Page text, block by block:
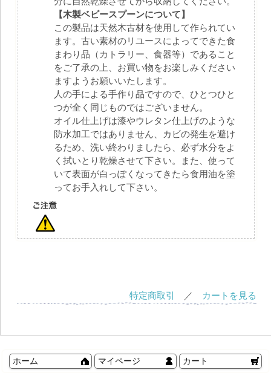
【木製ベビースプーンについて】
この製品は天然木古材を使用して作られてい
ます。古い素材のリユースによってできた食
まわり品（カトラリー、食器等）であること
をご了承の上、お買い物をお楽しみください
ますようお願いいたします。
人の手による手作り品ですので、ひとつひと
つが全く同じものではございません。
オイル仕上げは漆やウレタン仕上げのような
防水加工ではありません、カビの発生を避け
るため、洗い終わりましたら、必ず水分をよ
く拭いとり乾燥させて下さい。また、使って
いて表面が白っぽくなってきたら食用油を塗
ってお手入れして下さい。
特定商取引 ／ カートを見る
ホーム マイページ カート